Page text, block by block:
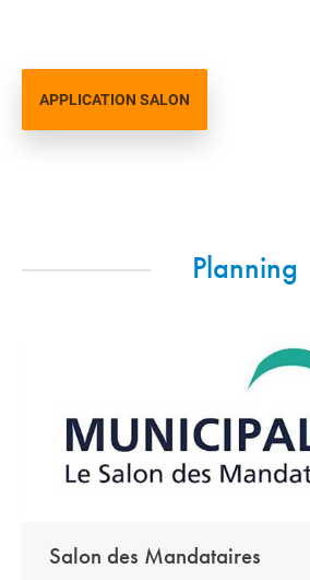
APPLICATION SALON
Planning
Salon des Mandataires